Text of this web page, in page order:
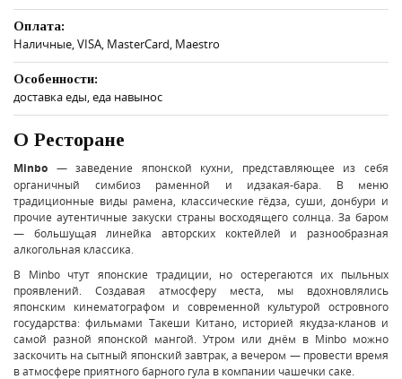
Оплата:
Наличные, VISA, MasterCard, Maestro
Особенности:
доставка еды, еда навынос
О Ресторане
Minbo — заведение японской кухни, представляющее из себя
органичный симбиоз раменной и идзакая-бара. В меню
традиционные виды рамена, классические гёдза, суши, донбури и
прочие аутентичные закуски страны восходящего солнца. За баром
— большущая линейка авторских коктейлей и разнообразная
алкогольная классика.
В Minbo чтут японские традиции, но остерегаются их пыльных
проявлений. Создавая атмосферу места, мы вдохновлялись
японским кинематографом и современной культурой островного
государства: фильмами Такеши Китано, историей якудза-кланов и
самой разной японской мангой. Утром или днём в Minbo можно
заскочить на сытный японский завтрак, а вечером — провести время
в атмосфере приятного барного гула в компании чашечки саке.